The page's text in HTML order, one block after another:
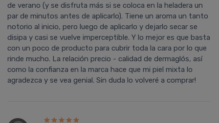
de verano (y se disfruta más si se coloca en la heladera un
par de minutos antes de aplicarlo). Tiene un aroma un tanto
notorio al inicio, pero luego de aplicarlo y dejarlo secar se
disipa y casi se vuelve imperceptible. Y lo mejor es que basta
con un poco de producto para cubrir toda la cara por lo que
rinde mucho. La relación precio - calidad de dermaglós, así
como la confianza en la marca hace que mi piel mixta lo
agradezca y se vea genial. Sin duda lo volveré a comprar!